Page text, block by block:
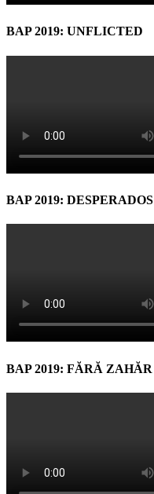
BAP 2019: UNFLICTED
BAP 2019: DESPERADOS
BAP 2019: FĂRĂ ZAHĂR